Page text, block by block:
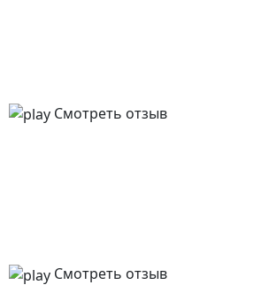
Смотреть отзыв
Смотреть отзыв